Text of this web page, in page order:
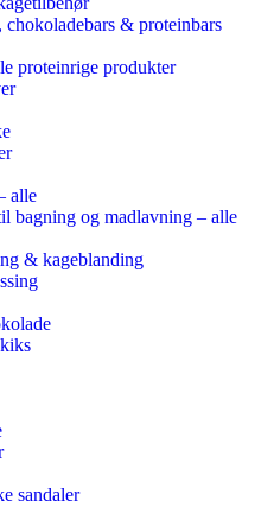
chokoladebars & proteinbars
proteinrige produkter
alle
bagning og madlavning – alle
& kageblanding
sandaler